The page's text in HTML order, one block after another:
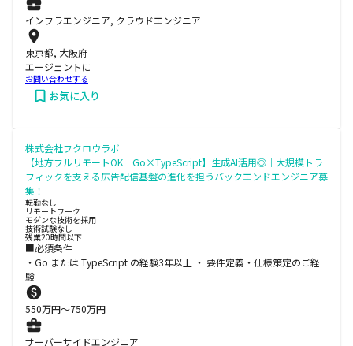
インフラエンジニア, クラウドエンジニア
東京都, 大阪府
エージェントに
お問い合わせする
お気に入り
株式会社フクロウラボ
【地方フルリモートOK｜Go×TypeScript】生成AI活用◎｜大規模トラ
フィックを支える広告配信基盤の進化を担うバックエンドエンジニア募
集！
転勤なし
リモートワーク
モダンな技術を採用
技術試験なし
残業20時間以下
■必須条件
・Go または TypeScript の経験3年以上 ・ 要件定義・仕様策定のご経
験
550万円〜750万円
サーバーサイドエンジニア